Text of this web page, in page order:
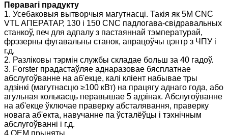
Перавагі прадукту
1. Усебаковыя вытворчыя магутнасці. Такія як 5M CNC
VTL АПЕРАТАР, 130 і 150 CNC падлогава-свідравальных
станкоў, печ для адпалу з пастаяннай тэмпературай,
фрэзерны фугавальны станок, апрацоўчы цэнтр з ЧПУ і
г.д.
2. Разліковы тэрмін службы складае больш за 40 гадоў.
3. Forster прадастаўляе аднаразовае бясплатнае
абслугоўванне на аб'екце, калі кліент набывае тры
адзінкі (магутнасцю ≥100 кВт) на працягу аднаго года, або
агульная колькасць перавышае 5 адзінак. Абслугоўванне
на аб'екце ўключае праверку абсталявання, праверку
новага аб'екта, навучанне па ўсталёўцы і тэхнічным
абслугоўванні і г.д.
4.OEM прыняты.